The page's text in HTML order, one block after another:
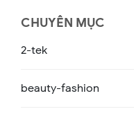
CHUYÊN MỤC
2-tek
beauty-fashion